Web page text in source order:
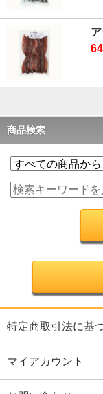
商品検索
特定商取引法に基
マイアカウント